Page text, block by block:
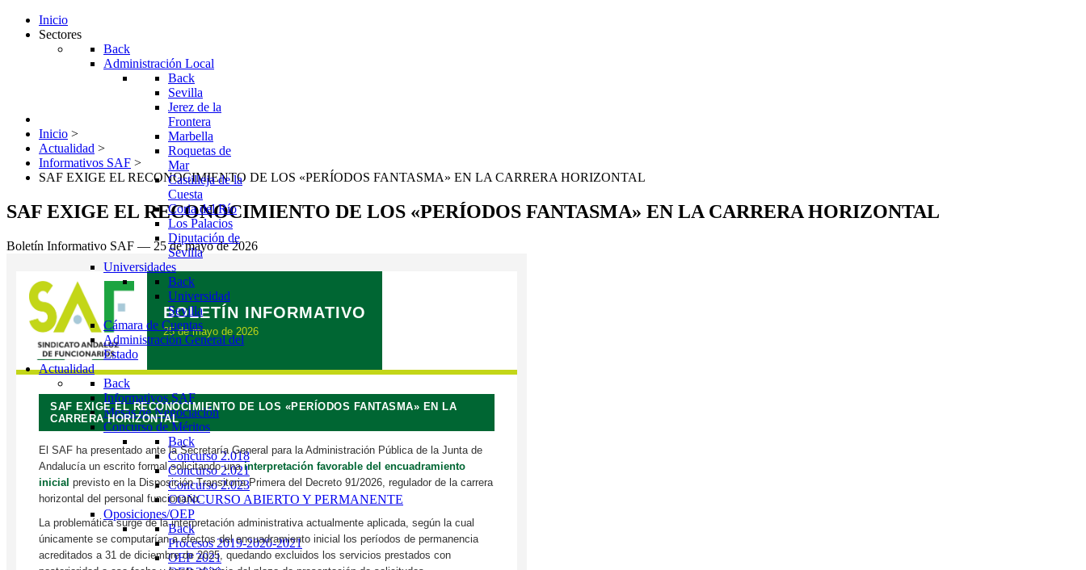
Inicio
Sectores
Back
Administración Local
Back
Sevilla
Jerez de la
Frontera
Marbella
Roquetas de
Mar
Castilleja de la
Cuesta
Coria del Río
Los Palacios
Diputación de
Sevilla
Universidades
Back
Universidad
Sevilla
Cámara de Cuentas
Administración General del
Estado
Actualidad
Back
Informativos SAF
Mesas de Negociación
Concurso de Méritos
Back
Concurso 2.018
Concurso 2.021
Concurso 2.023
CONCURSO ABIERTO Y PERMANENTE
Oposiciones/OEP
Back
Procesos 2019-2020-2021
OEP 2021
Inicio >
Actualidad >
Informativos SAF >
SAF EXIGE EL RECONOCIMIENTO DE LOS «PERÍODOS FANTASMA» EN LA CARRERA HORIZONTAL
SAF EXIGE EL RECONOCIMIENTO DE LOS «PERÍODOS FANTASMA» EN LA CARRERA HORIZONTAL
Boletín Informativo SAF — 25 de mayo de 2026
BOLETÍN INFORMATIVO
25 de mayo de 2026
SAF EXIGE EL RECONOCIMIENTO DE LOS «PERÍODOS FANTASMA» EN LA
CARRERA HORIZONTAL
El SAF ha presentado ante la Secretaría General para la Administración Pública de la Junta de
Andalucía un escrito formal solicitando unainterpretación favorable del encuadramiento
inicial previsto en la Disposición Transitoria Primera del Decreto 91/2026, regulador de la carrera
horizontal del personal funcionario.
La problemática surge de la interpretación administrativa actualmente aplicada, según la cual
únicamente se computarían a efectos del encuadramiento inicial los períodos de permanencia
acreditados a 31 de diciembre de 2025, quedando excluidos los servicios prestados con